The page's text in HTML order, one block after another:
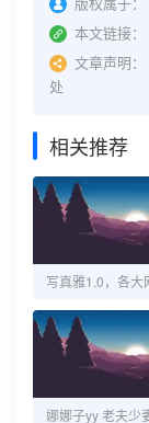
本文链接：
文章声明：
处
相关推荐